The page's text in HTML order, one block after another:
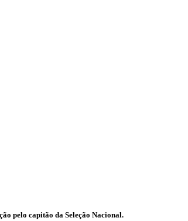
pelo capitão da Seleção Nacional.